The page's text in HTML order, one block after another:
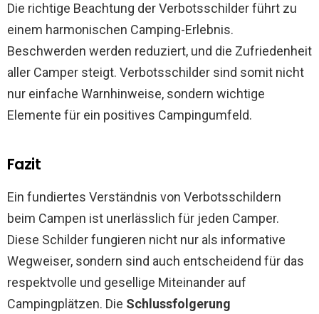
Die richtige Beachtung der Verbotsschilder führt zu
einem harmonischen Camping-Erlebnis.
Beschwerden werden reduziert, und die Zufriedenheit
aller Camper steigt. Verbotsschilder sind somit nicht
nur einfache Warnhinweise, sondern wichtige
Elemente für ein positives Campingumfeld.
Fazit
Ein fundiertes Verständnis von Verbotsschildern
beim Campen ist unerlässlich für jeden Camper.
Diese Schilder fungieren nicht nur als informative
Wegweiser, sondern sind auch entscheidend für das
respektvolle und gesellige Miteinander auf
Campingplätzen. Die Schlussfolgerung